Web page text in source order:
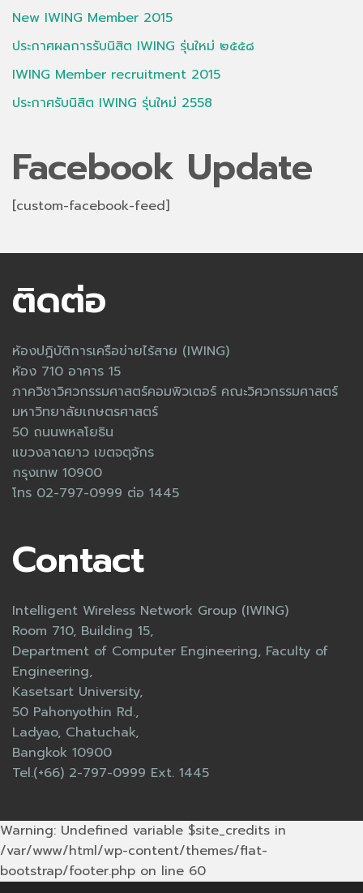
New IWING Member 2015
ประกาศผลการรับนิสิต IWING รุ่นใหม่ ๒๕๕๘
IWING Member recruitment 2015
ประกาศรับนิสิต IWING รุ่นใหม่ 2558
Facebook Update
[custom-facebook-feed]
ติดต่อ
ห้องปฎิบัติการเครือข่ายไร้สาย (IWING)
ห้อง 710 อาคาร 15
ภาควิชาวิศวกรรมศาสตร์คอมพิวเตอร์ คณะวิศวกรรมศาสตร์
มหาวิทยาลัยเกษตรศาสตร์
50 ถนนพหลโยธิน
แขวงลาดยาว เขตจตุจักร
กรุงเทพ 10900
โทร 02-797-0999 ต่อ 1445
Contact
Intelligent Wireless Network Group (IWING)
Room 710, Building 15,
Department of Computer Engineering, Faculty of
Engineering,
Kasetsart University,
50 Pahonyothin Rd.,
Ladyao, Chatuchak,
Bangkok 10900
Tel.(+66) 2-797-0999 Ext. 1445
Warning: Undefined variable $site_credits in
/var/www/html/wp-content/themes/flat-
bootstrap/footer.php on line 60